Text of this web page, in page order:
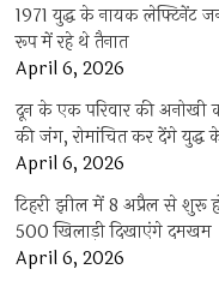
1971 युद्ध के नायक लेफ्टिनेंट
रूप में रहे थे तैनात
April 6, 2026
दून के एक परिवार की अनोखी
की जंग, रोमांचित कर देंगे युद्ध
April 6, 2026
टिहरी झील में 8 अप्रैल से शुरू
500 खिलाड़ी दिखाएंगे दमखम
April 6, 2026